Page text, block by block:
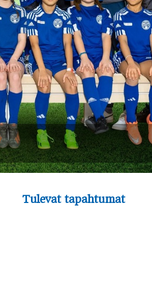
Tulevat tapahtumat